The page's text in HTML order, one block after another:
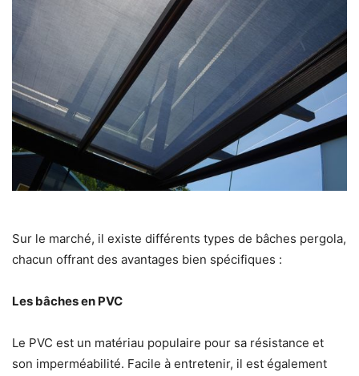
Sur le marché, il existe différents types de bâches pergola,
chacun offrant des avantages bien spécifiques :
Les bâches en PVC
Le PVC est un matériau populaire pour sa résistance et
son imperméabilité. Facile à entretenir, il est également